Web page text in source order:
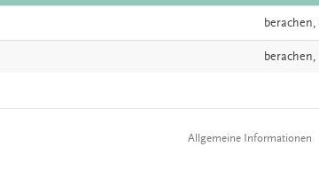
berachen,
berachen,
Allgemeine Informationen